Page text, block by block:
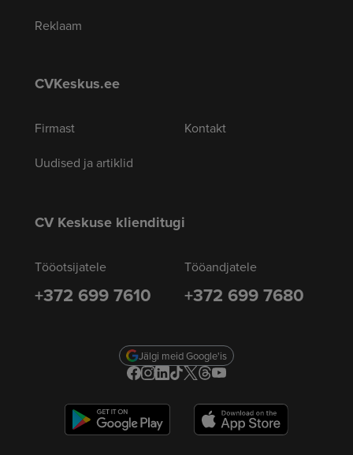
Reklaam
CVKeskus.ee
Firmast
Uudised ja artiklid
Kontakt
CV Keskuse klienditugi
Tööotsijatele
+372 699 7610
Tööandjatele
+372 699 7680
Jälgi meid Google'is